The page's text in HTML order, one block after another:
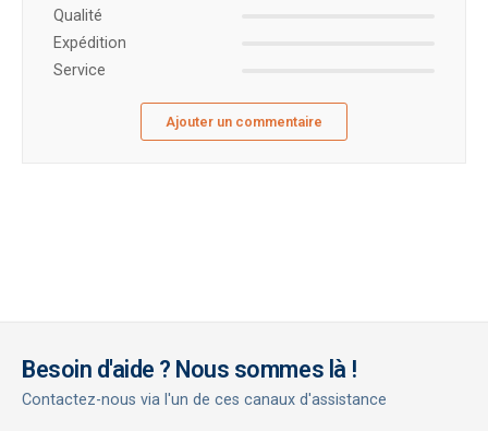
Qualité
Expédition
Service
Ajouter un commentaire
Besoin d'aide ? Nous sommes là !
Contactez-nous via l'un de ces canaux d'assistance